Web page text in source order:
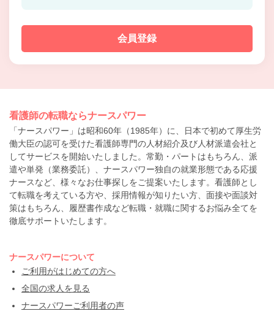
会員登録
看護師の転職ならナースパワー
「ナースパワー」は昭和60年（1985年）に、日本で初めて厚生労
働大臣の認可を受けた看護師専門の人材紹介及び人材派遣会社と
してサービスを開始いたしました。常勤・パートはもちろん、派
遣や単発（業務委託）、ナースパワー独自の就業形態である応援
ナースなど、様々なお仕事探しをご提案いたします。看護師とし
て転職を考えている方や、採用情報が知りたい方、面接や面談対
策はもちろん、履歴書作成など転職・就職に関するお悩み全てを
徹底サポートいたします。
ナースパワーについて
ご利用がはじめての方へ
全国の求人を見る
ナースパワーご利用者の声